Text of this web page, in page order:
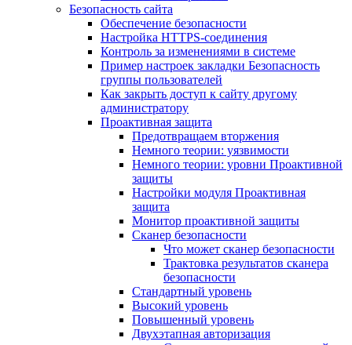
Безопасность сайта
Обеспечение безопасности
Настройка HTTPS-соединения
Контроль за изменениями в системе
Пример настроек закладки Безопасность
группы пользователей
Как закрыть доступ к сайту другому
администратору
Проактивная защита
Предотвращаем вторжения
Немного теории: уязвимости
Немного теории: уровни Проактивной
защиты
Настройки модуля Проактивная
защита
Монитор проактивной защиты
Сканер безопасности
Что может сканер безопасности
Трактовка результатов сканера
безопасности
Стандартный уровень
Высокий уровень
Повышенный уровень
Двухэтапная авторизация